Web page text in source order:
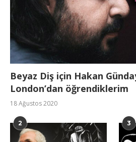
Beyaz Diş için Hakan
London’dan öğrendiklerim
18 Ağustos 2020
2 3